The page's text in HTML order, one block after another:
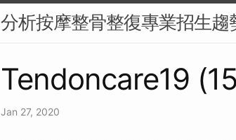
分析按摩整骨整復專業招生
Tendoncare19
Jan 27, 2020